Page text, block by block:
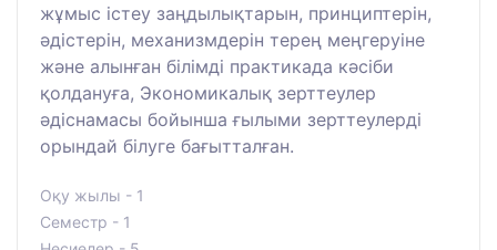
жұмыс істеу заңдылықтарын, принциптерін,
әдістерін, механизмдерін терең меңгеруіне
және алынған білімді практикада кәсіби
қолдануға, Экономикалық зерттеулер
әдіснамасы бойынша ғылыми зерттеулерді
орындай білуге бағытталған.
Оқу жылы - 1
Семестр - 1